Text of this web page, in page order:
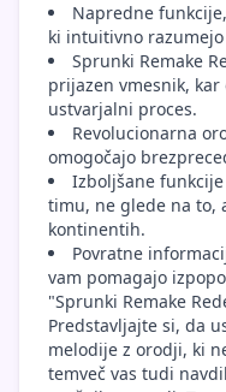
Napredne
ki intuitivno
Sprunki Remake
prijazen vmesnik, kar
ustvarjalni proces.
Revolucionarna
omogočajo
Izboljšane
timu, ne glede na to,
kontinentih.
Povratne
vam pomagajo
"Sprunki Remake
Predstavljajte si, da
melodije z orodji, ki
temveč vas tudi